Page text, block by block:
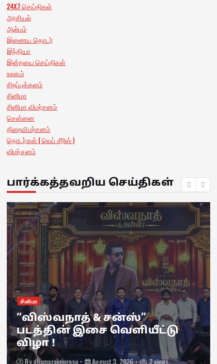
24X7 செய்திகள்
அரசியல்
ஆல்பம்
இணைய தொடர்
இந்தியா
இன்றயை செய்திகள்
உலகம்
சிறப்புக்களம்
சினிமா
சினிமா விமர்சனம்
சென்னை
திரைவிமர்சனம்
தொடர்கள் ( வெப் சீரிஸ் )
விமர்சனம்
பார்க்கத்தவறிய செய்திகள்
சினிமா
“விஸ்வநாத் & சன்ஸ்”
படத்தின் இசை வெளியீட்டு
விழா !
Bydhamaraimurasu August 3, 2026 2 views